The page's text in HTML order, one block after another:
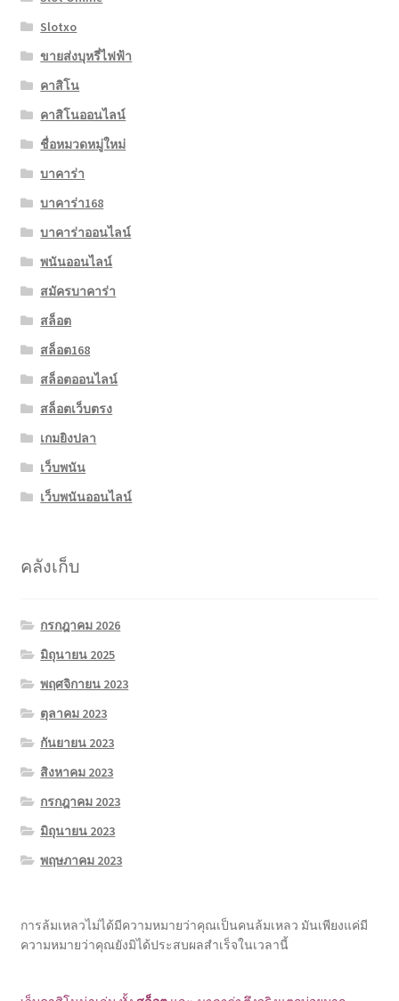
Slotxo
ขายส่งบุหรี่ไฟฟ้า
คาสิโน
คาสิโนออนไลน์
ชื่อหมวดหมู่ใหม่
บาคาร่า
บาคาร่า168
บาคาร่าออนไลน์
พนันออนไลน์
สมัครบาคาร่า
สล็อต
สล็อต168
สล็อตออนไลน์
สล็อตเว็บตรง
เกมยิงปลา
เว็บพนัน
เว็บพนันออนไลน์
คลังเก็บ
กรกฎาคม 2026
มิถุนายน 2025
พฤศจิกายน 2023
ตุลาคม 2023
กันยายน 2023
สิงหาคม 2023
กรกฎาคม 2023
มิถุนายน 2023
พฤษภาคม 2023
การล้มเหลวไม่ได้มีความหมายว่าคุณเป็นคนล้มเหลว มันเพียงแค่มี
ความหมายว่าคุณยังมิได้ประสบผลสำเร็จในเวลานี้